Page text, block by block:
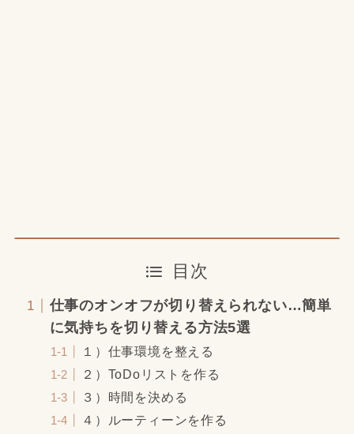
目次
仕事のオンオフが切り替えられない…簡単
に気持ちを切り替える方法5選
１）仕事環境を整える
２）ToDoリストを作る
３）時間を決める
４）ルーティーンを作る